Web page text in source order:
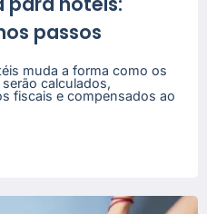
passos
muda a forma como os
calculados,
fiscais e compensados ao